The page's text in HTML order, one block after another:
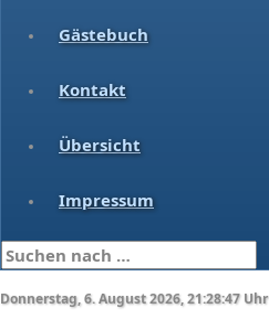
Gästebuch
Kontakt
Übersicht
Impressum
Donnerstag, 6. August 2026, 21:28:47 Uhr